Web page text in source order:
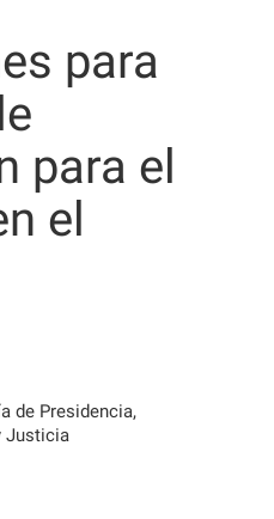
para
para el
el
de Presidencia,
Justicia